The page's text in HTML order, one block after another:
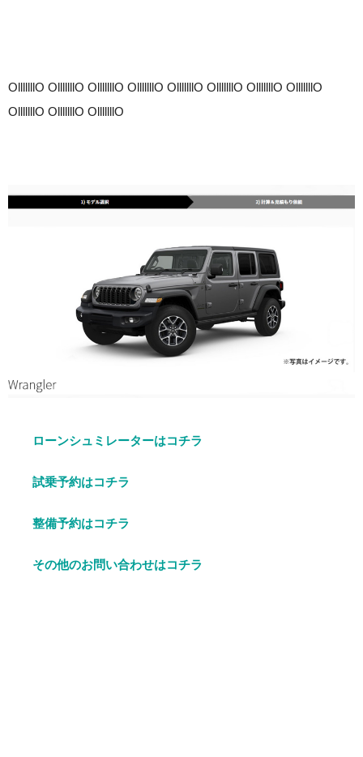
OlllllllO OlllllllO OlllllllO OlllllllO OlllllllO OlllllllO OlllllllO OlllllllO
OlllllllO OlllllllO OlllllllO
ローンシュミレーターはコチラ
試乗予約はコチラ
整備予約はコチラ
その他のお問い合わせはコチラ